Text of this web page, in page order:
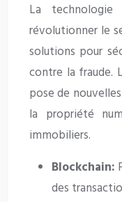
La
révolutionner le
solutions pour
contre la fraude.
pose de
la propriété
immobiliers.
Blockchain:
des